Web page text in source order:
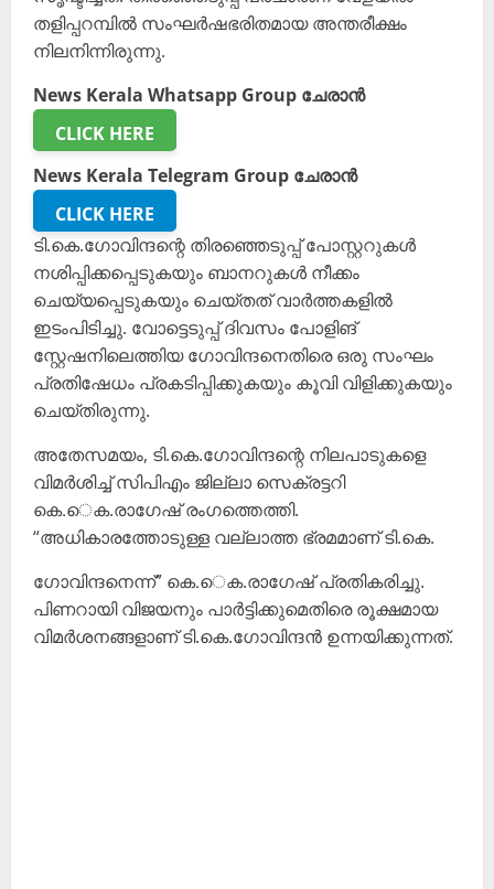
തളിപ്പറമ്പിൽ സംഘർഷഭരിതമായ അന്തരീക്ഷം
നിലനിന്നിരുന്നു.
News Kerala Whatsapp Group ചേരാൻ
CLICK HERE
News Kerala Telegram Group ചേരാൻ
CLICK HERE
ടി.കെ.ഗോവിന്ദന്റെ തിരഞ്ഞെടുപ്പ് പോസ്റ്ററുകൾ
നശിപ്പിക്കപ്പെടുകയും ബാനറുകൾ നീക്കം
ചെയ്യപ്പെടുകയും ചെയ്തത് വാർത്തകളിൽ
ഇടംപിടിച്ചു. വോട്ടെടുപ്പ് ദിവസം പോളിങ്
സ്റ്റേഷനിലെത്തിയ ഗോവിന്ദനെതിരെ ഒരു സംഘം
പ്രതിഷേധം പ്രകടിപ്പിക്കുകയും കൂവി വിളിക്കുകയും
ചെയ്തിരുന്നു.
അതേസമയം, ടി.കെ.ഗോവിന്ദന്റെ നിലപാടുകളെ
വിമർശിച്ച് സിപിഎം ജില്ലാ സെക്രട്ടറി
കെ.െക.രാഗേഷ് രംഗത്തെത്തി.
“അധികാരത്തോടുള്ള വല്ലാത്ത ഭ്രമമാണ് ടി.കെ.
ഗോവിന്ദനെന്ന്” കെ.െക.രാഗേഷ് പ്രതികരിച്ചു.
പിണറായി വിജയനും പാർട്ടിക്കുമെതിരെ രൂക്ഷമായ
വിമർശനങ്ങളാണ് ടി.കെ.ഗോവിന്ദൻ ഉന്നയിക്കുന്നത്.